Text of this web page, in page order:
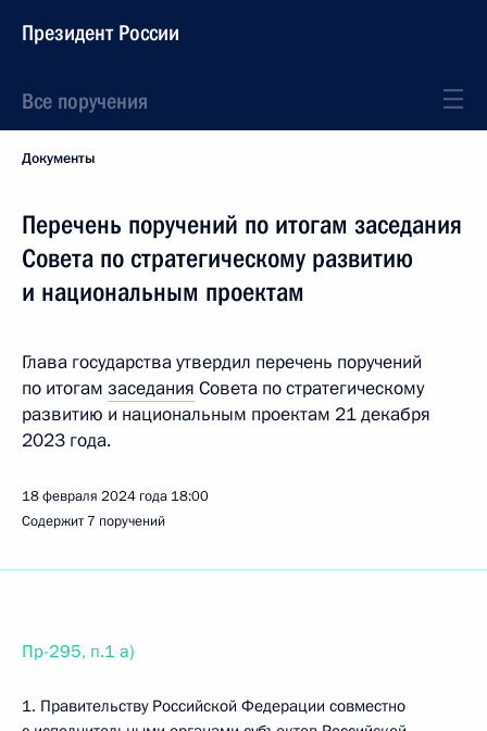
Президент России
Все поручения
Документы
Перечень поручений по итогам заседания
Совета по стратегическому развитию
и национальным проектам
Глава государства утвердил перечень поручений
по итогам заседания Совета по стратегическому
развитию и национальным проектам 21 декабря
2023 года.
18 февраля 2024 года 18:00
Содержит 7 поручений
Пр-295, п.1 а)
1. Правительству Российской Федерации совместно